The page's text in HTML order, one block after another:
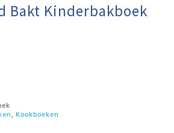
Bakt Kinderbakboek
,Kookboeken